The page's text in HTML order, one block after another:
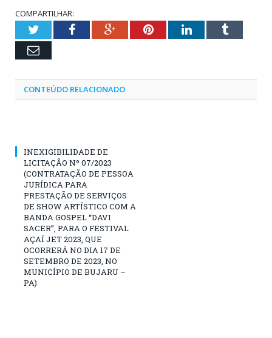
COMPARTILHAR:
TwitterFacebookGoogle+PinterestLinkedInTumblr
Email
CONTEÚDO RELACIONADO
INEXIGIBILIDADE DE
LICITAÇÃO Nº 07/2023
(CONTRATAÇÃO DE PESSOA
JURÍDICA PARA
PRESTAÇÃO DE SERVIÇOS
DE SHOW ARTÍSTICO COM A
BANDA GOSPEL “DAVI
SACER”, PARA O FESTIVAL
AÇAÍ JET 2023, QUE
OCORRERÁ NO DIA 17 DE
SETEMBRO DE 2023, NO
MUNICÍPIO DE BUJARU –
PA)